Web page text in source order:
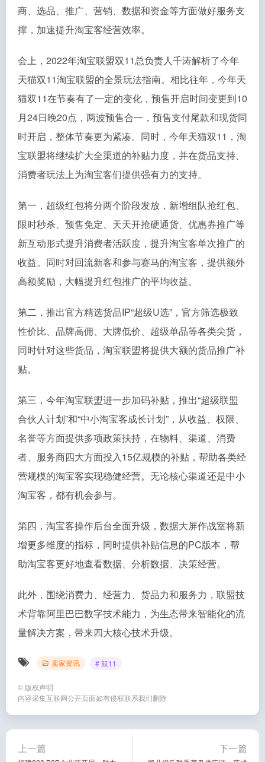
商、选品、推广、营销、数据和资金等方面做好服务支
撑，加速提升淘宝客经营效率。
会上，2022年淘宝联盟双11总负责人千涛解析了今年
天猫双11淘宝联盟的全景玩法指南。相比往年，今年天
猫双11在节奏有了一定的变化，预售开启时间变更到10
月24日晚20点，两波预售合一，预售支付尾款和现货同
时开启，整体节奏更为紧凑。同时，今年天猫双11，淘
宝联盟将继续扩大全渠道的补贴力度，并在货品支持、
消费者玩法上为淘宝客们提供强有力的支持。
第一，超级红包将分两个阶段发放，新增组队抢红包、
限时秒杀、预售免定、天天开抢硬通货、优惠券推广等
新互动形式提升消费者活跃度，提升淘宝客单次推广的
收益。同时对回流新客和参与赛马的淘宝客，提供额外
高额奖励，大幅提升红包推广的平均收益。
第二，推出官方精选货品IP“超级U选”，官方筛选极致
性价比、品牌高佣、大牌低价、超级单品等各类尖货，
同时针对这些货品，淘宝联盟将提供大额的货品推广补
贴。
第三，今年淘宝联盟进一步加码补贴，推出“超级联盟
合伙人计划”和“中小淘宝客成长计划”，从收益、权限、
名誉等方面提供多项政策扶持，在物料、渠道、消费
者、服务商四大方面投入15亿规模的补贴，帮助各类经
营规模的淘宝客实现稳健经营。无论核心渠道还是中小
淘宝客，都有机会参与。
第四，淘宝客操作后台全面升级，数据大屏作战室将新
增更多维度的指标，同时提供补贴信息的PC版本，帮
助淘宝客更好地查看数据、分析数据、决策经营。
此外，围绕消费力、经营力、货品力和服务力，联盟技
术背靠阿里巴巴数字技术能力，为生态带来智能化的流
量解决方案，带来四大核心技术升级。
卖家资讯 # 双11
© 版权声明
内容采集互联网公开页面如有侵权联系我们删除
上一篇 下一篇